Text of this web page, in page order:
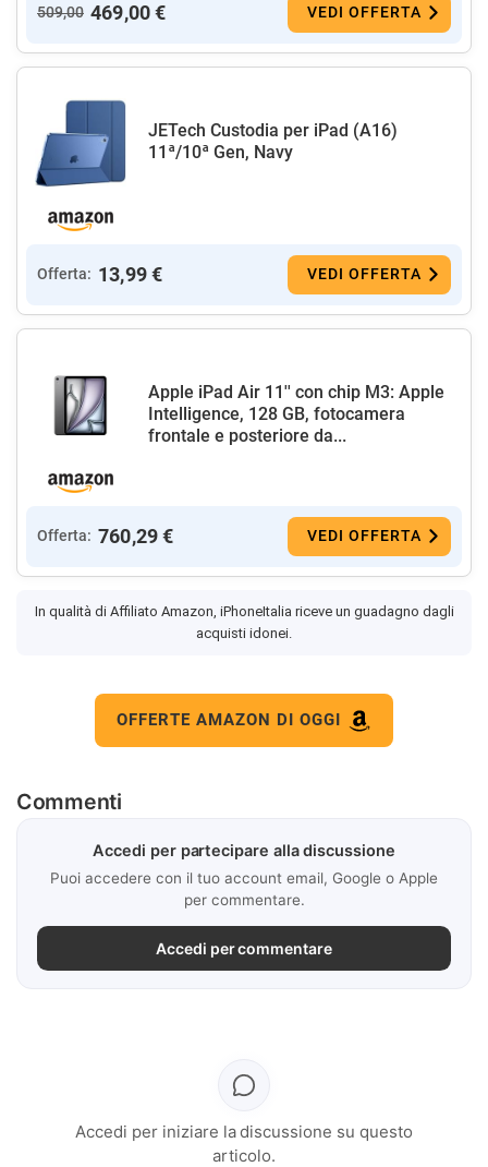
509,00 469,00 € VEDI OFFERTA
JETech Custodia per iPad (A16)
11ª/10ª Gen, Navy
Offerta: 13,99 € VEDI OFFERTA
Apple iPad Air 11'' con chip M3: Apple
Intelligence, 128 GB, fotocamera
frontale e posteriore da...
Offerta: 760,29 € VEDI OFFERTA
In qualità di Affiliato Amazon, iPhoneItalia riceve un guadagno dagli
acquisti idonei.
OFFERTE AMAZON DI OGGI
Commenti
Accedi per partecipare alla discussione
Puoi accedere con il tuo account email, Google o Apple
per commentare.
Accedi per commentare
Accedi per iniziare la discussione su questo
articolo.